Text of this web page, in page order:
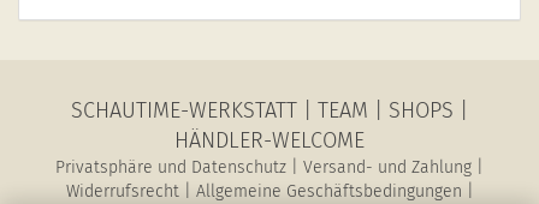
SCHAUTIME-WERKSTATT TEAM SHOPS
HÄNDLER-WELCOME
Privatsphäre und Datenschutz Versand- und Zahlung
Widerrufsrecht| Allgemeine Geschäftsbedingungen